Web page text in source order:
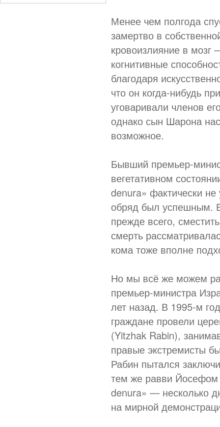
Менее чем полгода
замертво в
кровоизлияние в
когнитивные
благодаря
что он когда-нибудь
уговаривали членов
однако сын Шарона
возможное.
Бывший премьер-
вегетативном
denura» фактически
обряд был успешным.
прежде всего,
смерть
кома тоже вполне
Но мы всё же можем
премьер-министра
лет назад. В 1995-м
граждане провели
(Yitzhak Rabin),
правые экстремисты
Рабин пытался
тем же равви
denura» — несколько
на мирной